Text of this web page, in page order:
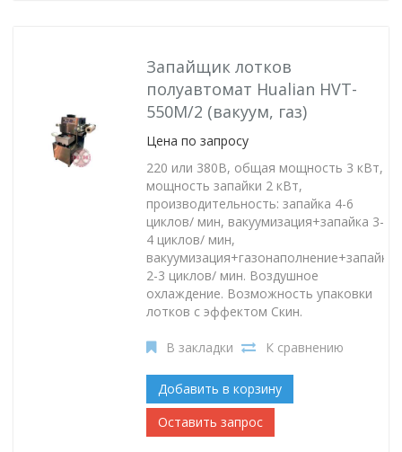
Запайщик лотков
полуавтомат Hualian HVT-
550M/2 (вакуум, газ)
Цена по запросу
220 или 380В, общая мощность 3 кВт,
мощность запайки 2 кВт,
производительность: запайка 4-6
циклов/ мин, вакуумизация+запайка 3-
4 циклов/ мин,
вакуумизация+газонаполнение+запайка
2-3 циклов/ мин. Воздушное
охлаждение. Возможность упаковки
лотков с эффектом Скин.
В закладки К сравнению
Добавить в корзину
Оставить запрос